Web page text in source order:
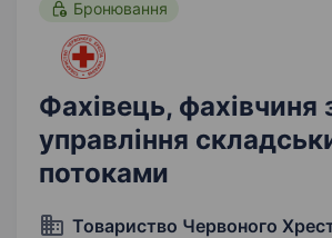
Бронювання
Фахівець, фахівчиня
управління
потоками
Товариство Червоного